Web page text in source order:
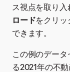
ス視点を取り入
ロードをクリッ
できます。
この例のデー
る2021年の不